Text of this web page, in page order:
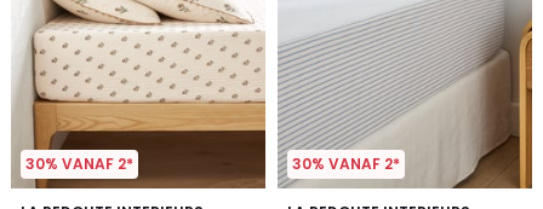
30% VANAF 2* 30% VANAF 2*